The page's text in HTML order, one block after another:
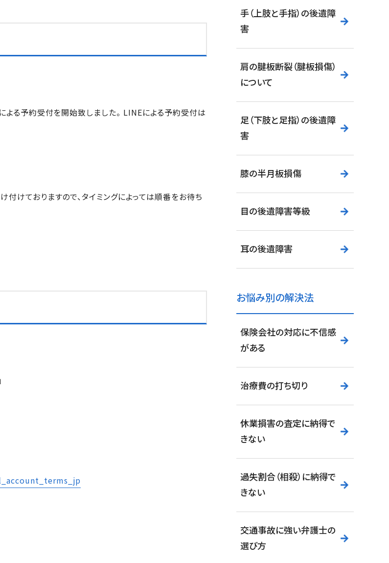
る予約受付を開始致しました。 LINEによる予約受付は
けておりますので、タイミングによっては順番をお待ち
手（上肢と手指）の後遺障
害
肩の腱板断裂（腱板損傷）
について
足（下肢と足指）の後遺障
害
膝の半月板損傷
目の後遺障害等級
耳の後遺障害
お悩み別の解決法
保険会社の対応に不信感
がある
治療費の打ち切り
休業損害の査定に納得で
きない
過失割合（相殺）に納得で
きない
交通事故に強い弁護士の
選び方